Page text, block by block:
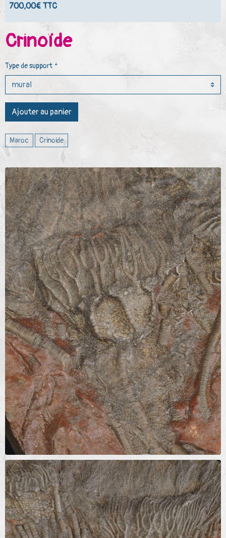
700,00€ TTC
Crinoïde
Type de support
Ajouter au panier
Maroc Crinoide